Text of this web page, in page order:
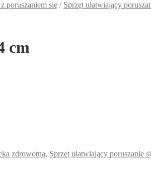
poruszaniem się / Sprzęt ułatwiający
cm
zdrowotna, Sprzęt ułatwiający poruszanie